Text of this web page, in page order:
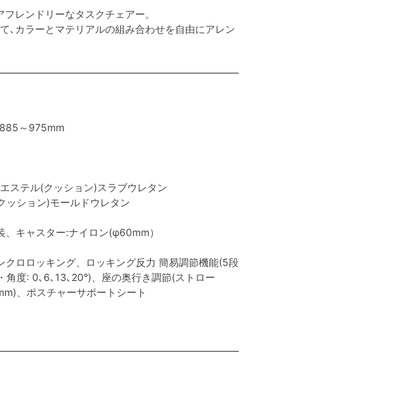
レンドリーなタスクチェアー。
､カラーとマテリアルの組み合わせを自由にアレン
～975mm
ステル(クッション)スラブウレタン
ション)モールドウレタン
キャスター:ナイロン(φ60mm）
ロロッキング、ロッキング反力 簡易調節機能(5段
度: 0､6､13､20°)、座の奥行き調節(ストロー
、ポスチャーサポートシート